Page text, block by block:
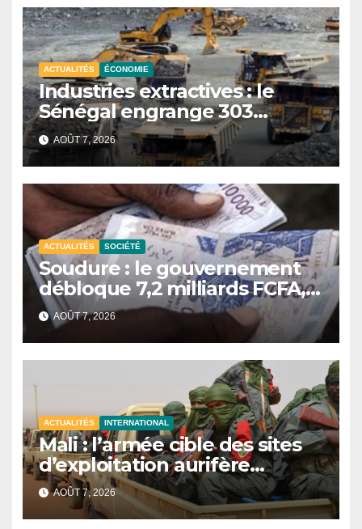
ACTUALITÉS ÉCONOMIE
Industries extractives : le
Sénégal engrange 303
milliards FCFA de revenus au
premier semestre 2025.
AOÛT 7, 2026
ACTUALITÉS SOCIÉTÉ
Soudure : le gouvernement
débloque 7,2 milliards FCFA,
chaque ménage bénéficiaire
recevra 135 000 FCFA.
AOÛT 7, 2026
ACTUALITÉS INTERNATIONAL
Mali : l’armée cible des sites
d’exploitation aurifère
clandestine attribués à des
groupes armés
AOÛT 7, 2026